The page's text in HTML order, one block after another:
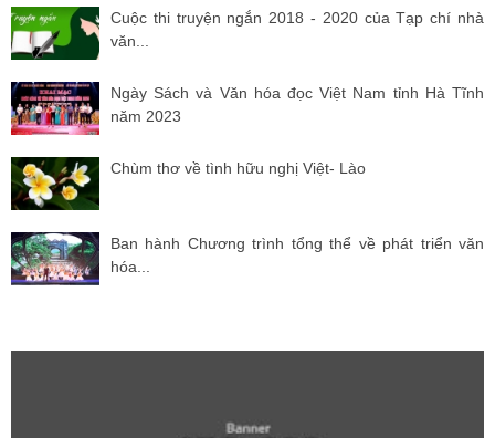
Cuộc thi truyện ngắn 2018 - 2020 của Tạp chí nhà
văn...
Ngày Sách và Văn hóa đọc Việt Nam tỉnh Hà Tĩnh
năm 2023
Chùm thơ về tình hữu nghị Việt- Lào
Ban hành Chương trình tổng thể về phát triển văn
hóa...